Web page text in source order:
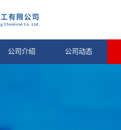
公司介绍 公司动态